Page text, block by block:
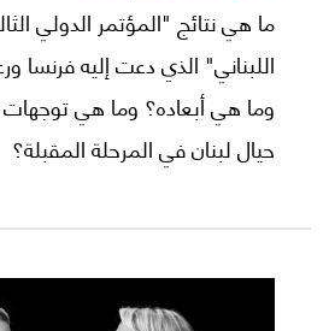
ما هي نتائج "المؤتمر الدولي
اللبناني" الذي دعت إليه فرنسا
وما هي أبعاده؟ وما هي توجهات
حيال لبنان في المرحلة المقبلة؟